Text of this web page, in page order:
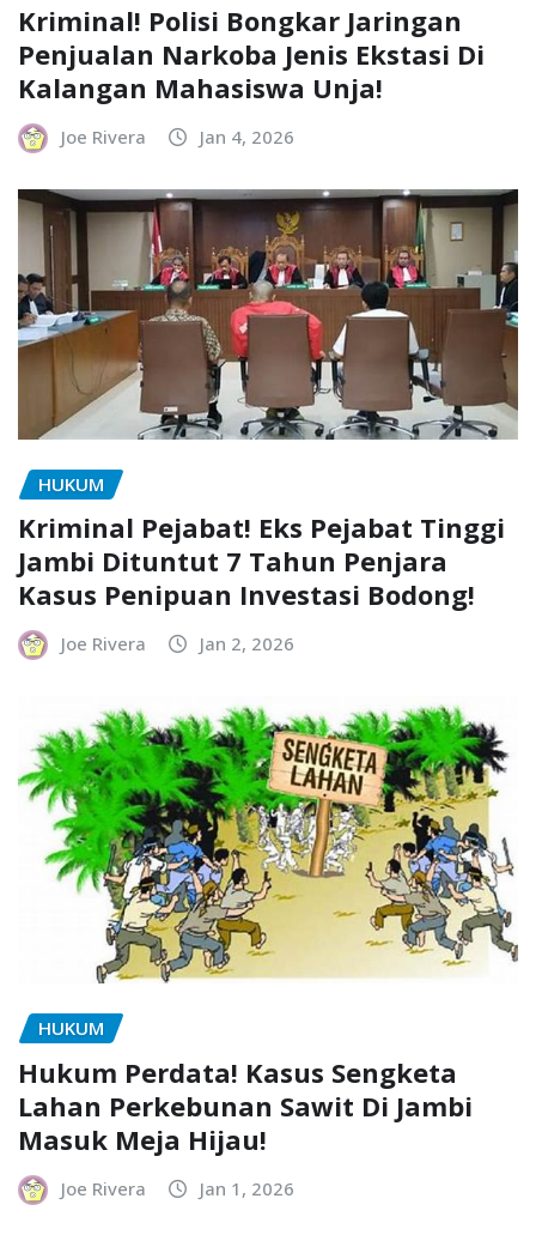
Kriminal! Polisi Bongkar Jaringan
Penjualan Narkoba Jenis Ekstasi Di
Kalangan Mahasiswa Unja!
Joe Rivera Jan 4, 2026
HUKUM
Kriminal Pejabat! Eks Pejabat Tinggi
Jambi Dituntut 7 Tahun Penjara
Kasus Penipuan Investasi Bodong!
Joe Rivera Jan 2, 2026
HUKUM
Hukum Perdata! Kasus Sengketa
Lahan Perkebunan Sawit Di Jambi
Masuk Meja Hijau!
Joe Rivera Jan 1, 2026